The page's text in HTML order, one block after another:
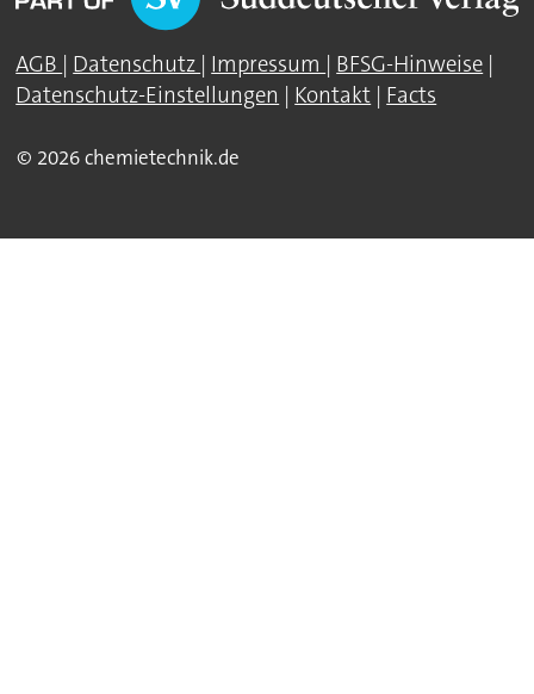
AGB Datenschutz Impressum BFSG-Hinweise
Datenschutz-Einstellungen
Kontakt Facts
© 2026 chemietechnik.de